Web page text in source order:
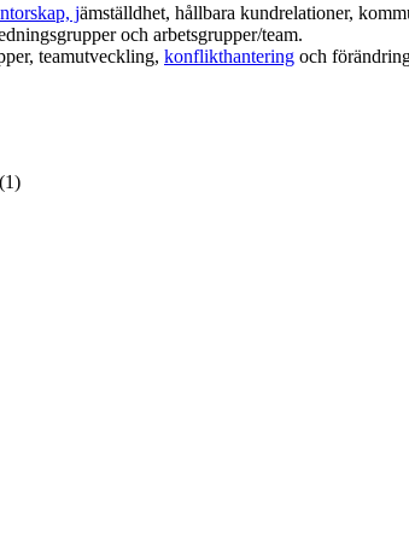
jämställdhet, hållbara kundrelationer,
och arbetsgrupper/team.
teamutveckling, konflikthantering och